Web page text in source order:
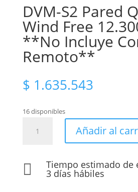
DVM-S2 Pared
Wind Free
**No Incluye
Remoto**
$ 1.635.543
16 disponibles
Añadir al
 Tiempo estimado de
3 días hábiles